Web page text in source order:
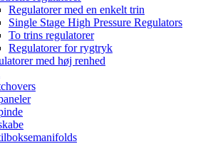
Regulatorer med en enkelt trin
Single Stage High Pressure Regulators
To trins regulatorer
Regulatorer for rygtryk
med høj renhed